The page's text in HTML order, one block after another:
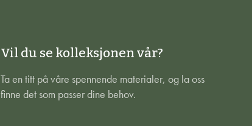
Vil du se kolleksjonen vår?
Ta en titt på våre spennende materialer, og la oss
finne det som passer dine behov.